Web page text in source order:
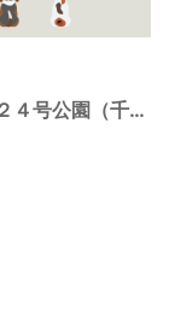
江戸川台２４号公園（千葉県流山市）